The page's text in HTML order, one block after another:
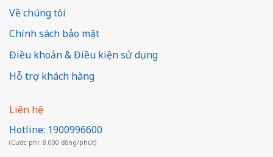
Về chúng tôi
Chính sách bảo mật
Điều khoản & Điều kiện sử dụng
Hỗ trợ khách hàng
Liên hệ
Hotline: 1900996600
(Cước phí: 8.000 đồng/phút)